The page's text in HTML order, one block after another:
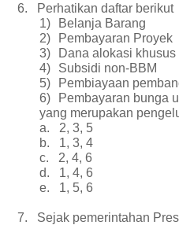
6.
Perhatikan daftar berikut
1)
Belanja Barang
2)
Pembayaran Proyek
3)
Dana alokasi khusus
4)
Subsidi non-BBM
5)
Pembiayaan
6)
Pembayaran bunga
yang merupakan
a.
2, 3, 5
b.
1, 3, 4
c.
2, 4, 6
d.
1, 4, 6
e.
1, 5, 6
7. Sejak pemerintahan